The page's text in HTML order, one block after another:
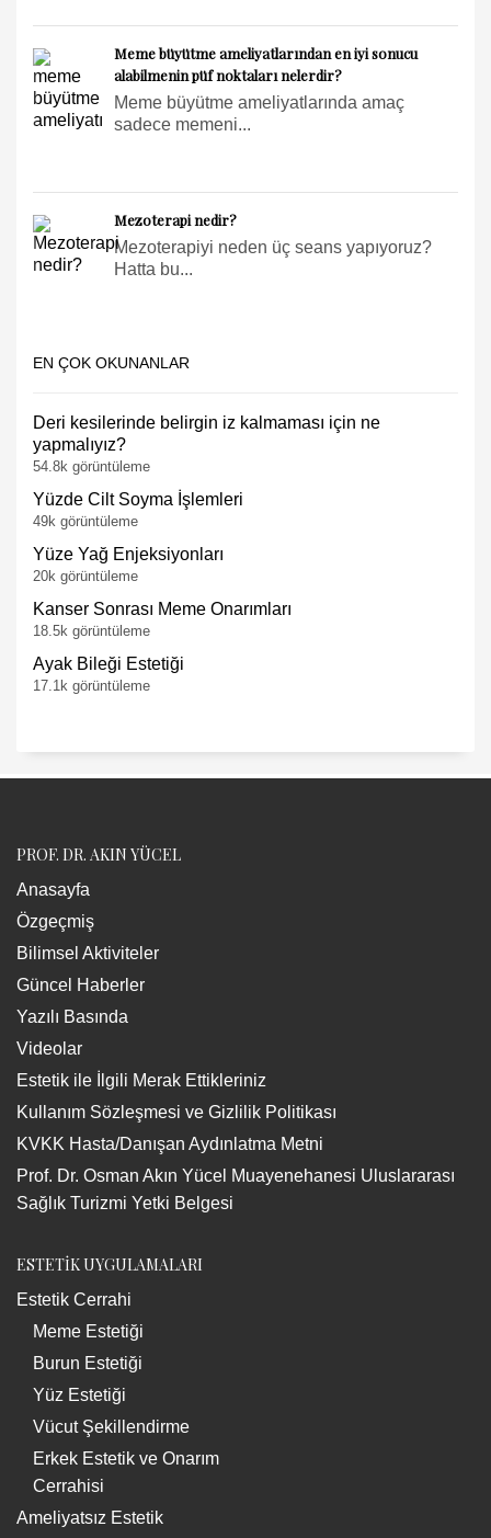
Meme büyütme ameliyatlarından en iyi sonucu
alabilmenin püf noktaları nelerdir?
Meme büyütme ameliyatlarında amaç
sadece memeni...
Mezoterapi nedir?
Mezoterapiyi neden üç seans yapıyoruz?
Hatta bu...
EN ÇOK OKUNANLAR
Deri kesilerinde belirgin iz kalmaması için ne
yapmalıyız?
54.8k görüntüleme
Yüzde Cilt Soyma İşlemleri
49k görüntüleme
Yüze Yağ Enjeksiyonları
20k görüntüleme
Kanser Sonrası Meme Onarımları
18.5k görüntüleme
Ayak Bileği Estetiği
17.1k görüntüleme
PROF. DR. AKIN YÜCEL
Anasayfa
Özgeçmiş
Bilimsel Aktiviteler
Güncel Haberler
Yazılı Basında
Videolar
Estetik ile İlgili Merak Ettikleriniz
Kullanım Sözleşmesi ve Gizlilik Politikası
KVKK Hasta/Danışan Aydınlatma Metni
Prof. Dr. Osman Akın Yücel Muayenehanesi Uluslararası
Sağlık Turizmi Yetki Belgesi
ESTETİK UYGULAMALARI
Estetik Cerrahi
Meme Estetiği
Burun Estetiği
Yüz Estetiği
Vücut Şekillendirme
Erkek Estetik ve Onarım
Cerrahisi
Ameliyatsız Estetik